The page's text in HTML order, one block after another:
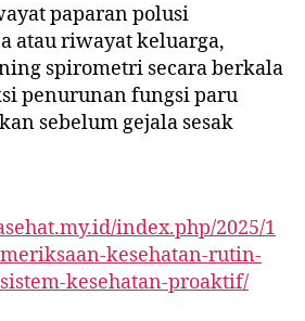
paparan polusi
atau riwayat keluarga,
spirometri secara berkala
penurunan fungsi paru
sebelum gejala sesak
index.php/2025/1
kesehatan-rutin-
kesehatan-proaktif/